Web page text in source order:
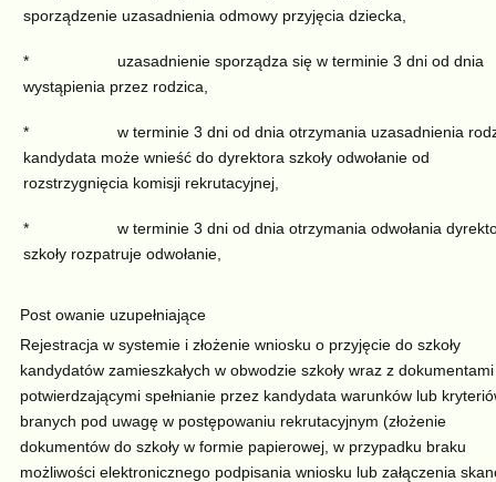
sporządzenie uzasadnienia odmowy przyjęcia dziecka,
* uzasadnienie sporządza się w terminie 3 dni od dnia
wystąpienia przez rodzica,
* w terminie 3 dni od dnia otrzymania uzasadnienia
kandydata może wnieść do dyrektora szkoły odwołanie od
rozstrzygnięcia komisji rekrutacyjnej,
* w terminie 3 dni od dnia otrzymania odwołania
szkoły rozpatruje odwołanie,
Post owanie uzupełniające
Rejestracja w systemie i złożenie wniosku o przyjęcie do szkoły
kandydatów zamieszkałych w obwodzie szkoły wraz z dokumentami
potwierdzającymi spełnianie przez kandydata warunków lub
branych pod uwagę w postępowaniu rekrutacyjnym (złożenie
dokumentów do szkoły w formie papierowej, w przypadku braku
możliwości elektronicznego podpisania wniosku lub załączenia